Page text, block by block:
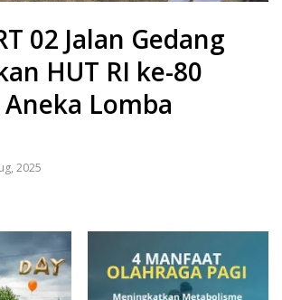
02 Jalan Gedang
HUT RI ke-80
Lomba
2025